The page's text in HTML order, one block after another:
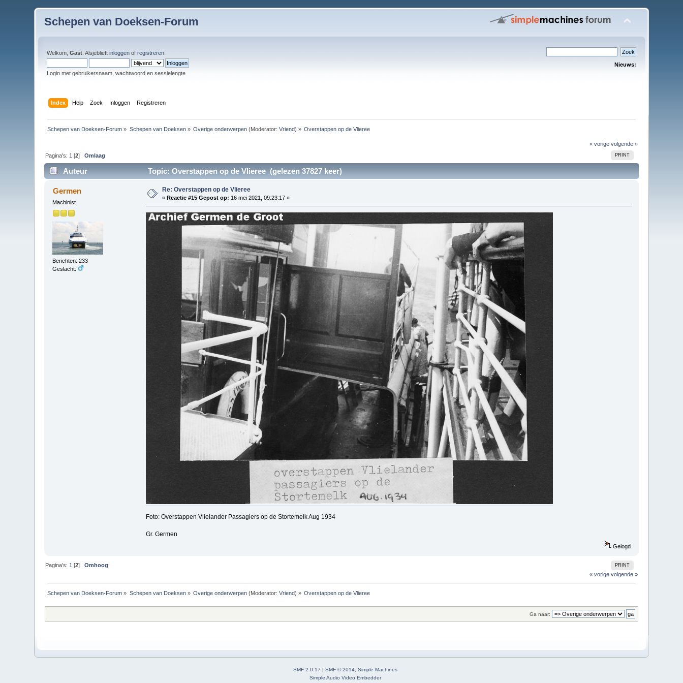
Schepen van Doeksen-Forum
Welkom,Gast . Alsjeblieftinloggen ofregistreren
Login met gebruikersnaam, wachtwoord en sessielengte
Nieuws:
Index Help Zoek Inloggen Registreren
Schepen van Doeksen-Forum » Schepen van Doeksen» Overige onderwerpen (Moderator:Vriend) » Overstappen op de Vlieree
« vorige volgende »
PRINT
Pagina's: 1 [2]Omlaag
Auteur Topic: Overstappen op de Vlieree (gelezen 37827 keer)
Germen
Machinist
Berichten: 233
Geslacht:
Re: Overstappen op de Vlieree
« Reactie #15 Gepost op: 16 mei 2021, 09:23:17 »
Foto: Overstappen Vlielander Passagiers op de Stortemelk Aug 1934
Gr. Germen
Gelogd
PRINT
Pagina's:1 [2]Omhoog
« vorige volgende »
Schepen van Doeksen-Forum » Schepen van Doeksen» Overige onderwerpen (Moderator:Vriend) » Overstappen op de Vlieree
Ga naar:
SMF 2.0.17 SMF © 2014, Simple Machines
Simple Audio Video Embedder